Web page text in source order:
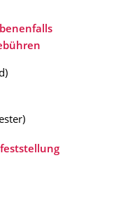
)
)